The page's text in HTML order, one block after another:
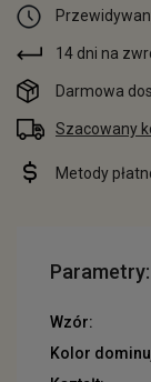
14 dni na
Darmowa
Szacowany
Metody
Parametry:
Wzór:
Kolor